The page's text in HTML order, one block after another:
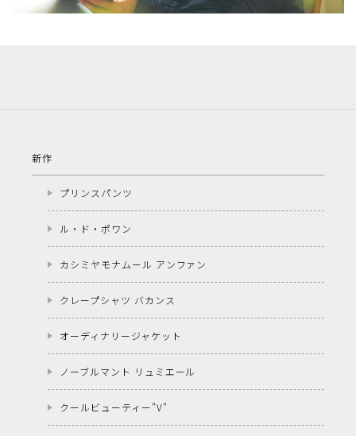
新作
プリンスパンツ
ル・ド・ポワン
カシミヤモナムール アンファン
クレープシャツ バカンス
オーディナリージャケット
ノーブルマント リュミエール
クールビューティー"V"